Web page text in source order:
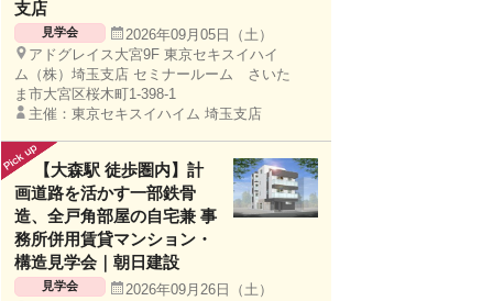
支店
見学会
2026年09月05日（土）
アドグレイス大宮9F 東京セキスイハイ
ム（株）埼玉支店 セミナールーム さいた
ま市大宮区桜木町1-398-1
主催：東京セキスイハイム 埼玉支店
【大森駅 徒歩圏内】計
画道路を活かす一部鉄骨
造、全戸角部屋の自宅兼 事
務所併用賃貸マンション・
構造見学会｜朝日建設
見学会
2026年09月26日（土）